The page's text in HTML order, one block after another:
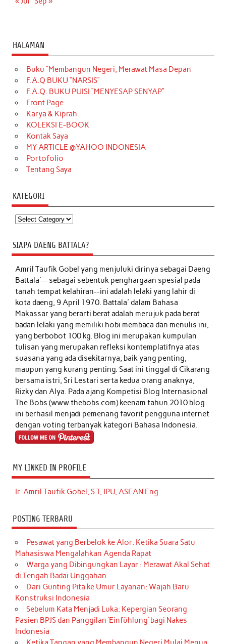
HALAMAN
Buku “Membangun Negeri, Merawat Masa Depan
F.A.Q BUKU “NARSIS”
F.A.Q. BUKU PUISI “MENYESAP SENYAP”
Front Page
Karya & Kiprah
KOLEKSI E-BOOK
Kontak Saya
MY ARTICLE @YAHOO INDONESIA
Portofolio
Tentang Saya
KATEGORI
Kategori
SIAPA DAENG BATTALA?
Amril Taufik Gobelyang menjuluki dirinya sebagai Daeng
Battala'-- sebagai sebentuk penghargaan spesial pada
tanah tempat kelahiran--ini adalah lelaki yang lahir di
kota daeng, 9 April 1970. Battala' dalam Bahasa
Makassar yang berarti berat adalah merujuk pada berat
badan lelaki yang memiliki hobi membaca dan menulis ini,
yang berbobot 100 kg. Blog ini merupakan kumpulan
tulisan yang merupakan refleksi kontemplatifnya atas
suasana yang ada disekitarnya, baik yang penting,
maupun yang kurang penting. Saat ini tinggal di Cikarang
bersama istri, Sri Lestari serta kedua orang anaknya,
Rizky dan Alya. Pada ajang Kompetisi Blog Internasional
The Bobs (www.thebobs.com) keenam tahun 2010 blog
ini berhasil menjadi pemenang favorit pengguna internet
dengan voting terbanyak kategori Bahasa Indonesia.
MY LINKED IN PROFILE
Ir. Amril Taufik Gobel, S.T, IPU, ASEAN Eng.
POSTING TERBARU
Pesawat yang Berbelok ke Alor: Ketika Suara Satu
Mahasiswa Mengalahkan Agenda Rapat
Warga yang Dibingungkan Layar : Merawat Akal Sehat
di Tengah Badai Unggahan
Dari Gunting Pita ke Umur Layanan: Wajah Baru
Konstruksi Indonesia
Sebelum Kata Menjadi Luka: Kepergian Seorang
Pasien BPJS dan Panggilan ‘Einfühlung’ bagi Nakes
Indonesia